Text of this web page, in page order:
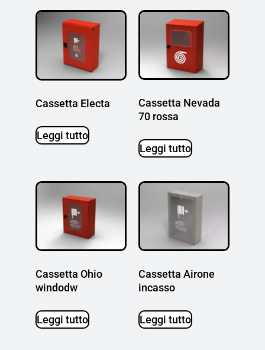
Cassetta Electa
Leggi tutto
Cassetta Nevada
70 rossa
Leggi tutto
Cassetta Ohio
windodw
Leggi tutto
Cassetta Airone
incasso
Leggi tutto